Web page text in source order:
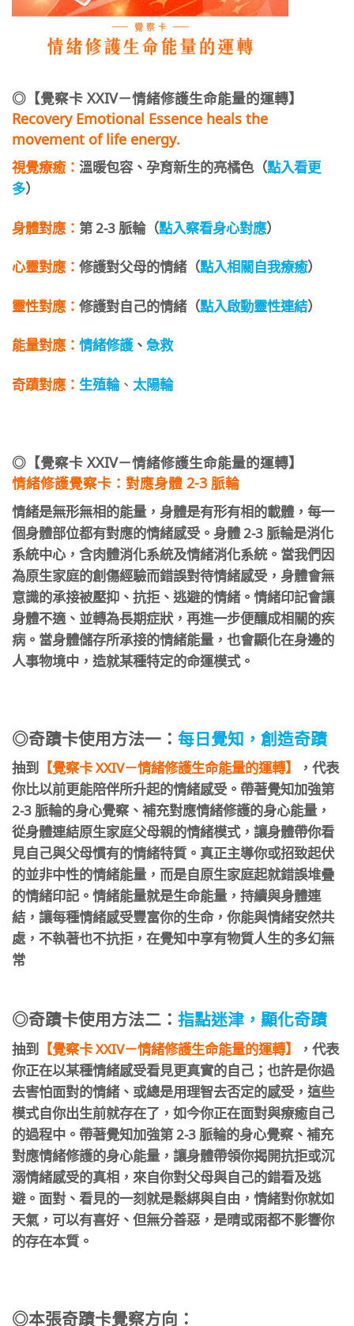
◎【覺察卡 XXIV－情緒修護生命能量的運轉】
Recovery Emotional Essence heals the
movement of life energy.
視覺療癒： 溫暖包容、孕育新生的亮橘色（點入看更
多）
身體對應： 第 2-3 脈輪（點入察看身心對應）
心靈對應： 修護對父母的情緒（點入相關自我療癒）
靈性對應： 修護對自己的情緒（點入啟動靈性連結）​
能量對應： 情緒修護、 急救
奇蹟對應： 生殖輪、 太陽輪
◎【覺察卡 XXIV－情緒修護生命能量的運轉】
情緒修護覺察卡：對應身體 2-3 脈輪
情緒是無形無相的能量，身體是有形有相的載體，每一
個身體部位都有對應的情緒感受。身體 2-3 脈輪是消化
系統中心，含肉體消化系統及情緒消化系統。當我們因
為原生家庭的創傷經驗而錯誤對待情緒感受，身體會無
意識的承接被壓抑、抗拒、逃避的情緒。情緒印記會讓
身體不適、並轉為長期症狀，再進一步便釀成相關的疾
病。當身體儲存所承接的情緒能量，也會顯化在身邊的
人事物境中，造就某種特定的命運模式。
◎奇蹟卡使用方法一： 每日覺知，創造奇蹟
抽到 【覺察卡 XXIV－情緒修護生命能量的運轉】
，代表
你比以前更能陪伴所升起的情緒感受。帶著覺知加強第
2-3 脈輪的身心覺察、補充對應情緒修護的身心能量，
從身體連結原生家庭父母親的情緒模式，讓身體帶你看
見自己與父母慣有的情緒特質。真正主導你或招致起伏
的並非中性的情緒能量，而是自原生家庭起就錯誤堆疊
的情緒印記。情緒能量就是生命能量，持續與身體連
結，讓每種情緒感受豐富你的生命，你能與情緒安然共
處，不執著也不抗拒，在覺知中享有物質人生的多幻無
常
◎奇蹟卡使用方法二： 指點迷津，顯化奇蹟
抽到 【覺察卡 XXIV－情緒修護生命能量的運轉】
，代表
你正在以某種情緒感受看見更真實的自己；也許是你過
去害怕面對的情緒、或總是用理智去否定的感受，這些
模式自你出生前就存在了，如今你正在面對與療癒自己
的過程中。帶著覺知加強第 2-3 脈輪的身心覺察、補充
對應情緒修護的身心能量，讓身體帶領你揭開抗拒或沉
溺情緒感受的真相，來自你對父母與自己的錯看及逃
避。面對、看見的一刻就是鬆綁與自由，情緒對你就如
天氣，可以有喜好、但無分善惡，是晴或雨都不影響你
的存在本質 。
◎本張奇蹟卡覺察方向：